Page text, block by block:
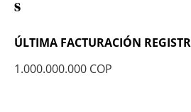
S
ÚLTIMA FACTURACIÓN
1.000.000.000 COP